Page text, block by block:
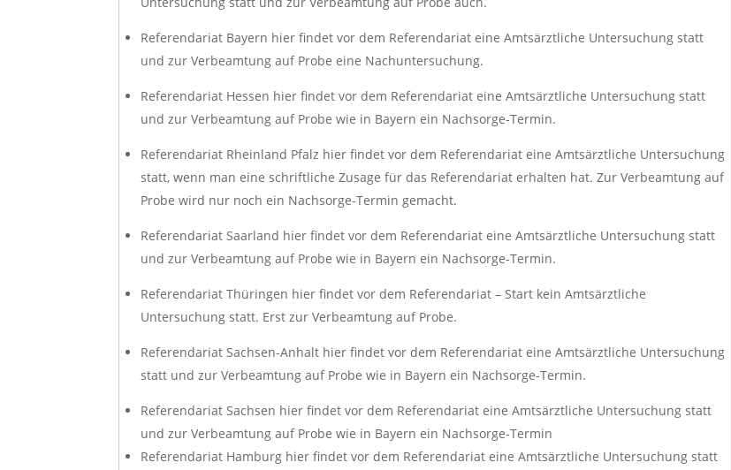
Referendariat Bayern hier findet vor dem Referendariat eine Amtsärztliche Untersuchung statt
und zur Verbeamtung auf Probe eine Nachuntersuchung.
Referendariat Hessen hier findet vor dem Referendariat eine Amtsärztliche Untersuchung statt
und zur Verbeamtung auf Probe wie in Bayern ein Nachsorge-Termin.
Referendariat Rheinland Pfalz hier findet vor dem Referendariat eine Amtsärztliche Untersuchung
statt, wenn man eine schriftliche Zusage für das Referendariat erhalten hat. Zur Verbeamtung auf
Probe wird nur noch ein Nachsorge-Termin gemacht.
Referendariat Saarland hier findet vor dem Referendariat eine Amtsärztliche Untersuchung statt
und zur Verbeamtung auf Probe wie in Bayern ein Nachsorge-Termin.
Referendariat Thüringen hier findet vor dem Referendariat – Start kein Amtsärztliche
Untersuchung statt. Erst zur Verbeamtung auf Probe.
Referendariat Sachsen-Anhalt hier findet vor dem Referendariat eine Amtsärztliche Untersuchung
statt und zur Verbeamtung auf Probe wie in Bayern ein Nachsorge-Termin.
Referendariat Sachsen hier findet vor dem Referendariat eine Amtsärztliche Untersuchung statt
und zur Verbeamtung auf Probe wie in Bayern ein Nachsorge-Termin
Referendariat Hamburg hier findet vor dem Referendariat eine Amtsärztliche Untersuchung statt